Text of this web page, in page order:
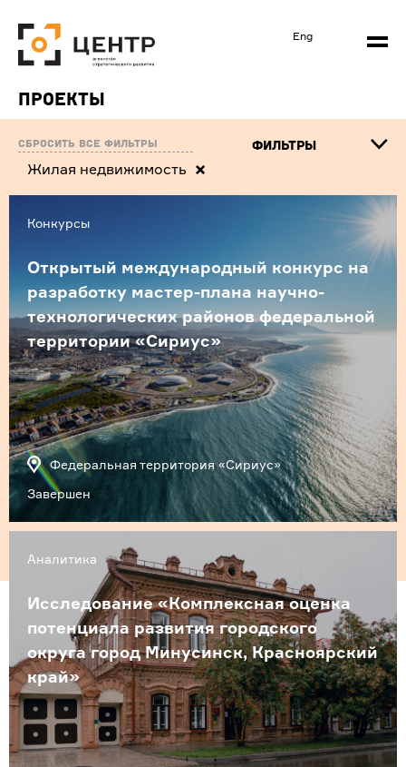
Eng
Проекты
Сбросить все фильтры ФИЛЬТРЫ
Жилая недвижимость
Конкурсы
Открытый международный конкурс на
разработку мастер-плана научно-
технологических районов федеральной
территории «Сириус»
Федеральная территория «Сириус»
Завершен
Аналитика
Исследование «Комплексная оценка
потенциала развития городского
округа город Минусинск, Красноярский
край»